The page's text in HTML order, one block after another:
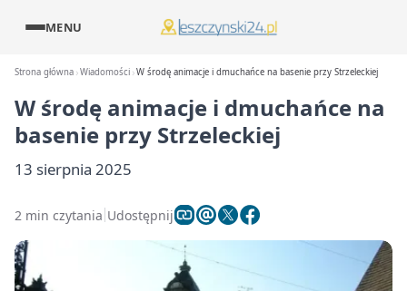
MENU
Strona główna Wiadomości W środę animacje i dmuchańce na basenie przy Strzeleckiej
W środę animacje i dmuchańce na
basenie przy Strzeleckiej
13 sierpnia 2025
2 min czytania Udostępnij